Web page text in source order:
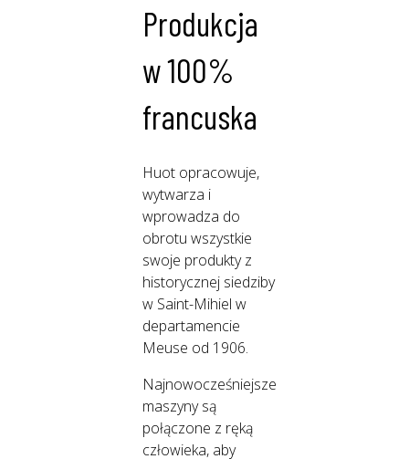
Produkcja
w 100%
francuska
Huot opracowuje,
wytwarza i
wprowadza do
obrotu wszystkie
swoje produkty z
historycznej siedziby
w Saint-Mihiel w
departamencie
Meuse od 1906.
Najnowocześniejsze
maszyny są
połączone z ręką
człowieka, aby